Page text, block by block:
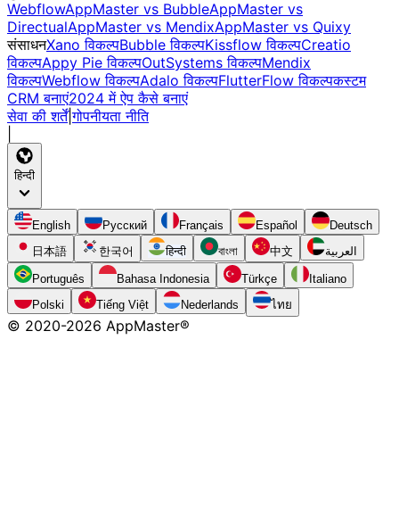
WebflowAppMaster vs BubbleAppMaster vs
DirectualAppMaster vs MendixAppMaster vs Quixy
संसाधनXano विकल्पBubble विकल्पKissflow विकल्पCreatio
विकल्पAppy Pie विकल्पOutSystems विकल्पMendix
विकल्पWebflow विकल्पAdalo विकल्पFlutterFlow विकल्पकस्टम
CRM बनाएं2024 में ऐप कैसे बनाएं
सेवा की शर्तें|गोपनीयता नीति
हिन्दी
English Русский Français Español
Deutsch
日本語
한국어 हिन्दी বাংলা 中文 العربية
Português Bahasa Indonesia Türkçe
Italiano
Polski
Tiếng Việt Nederlands ไทย
© 2020-2026 AppMaster®